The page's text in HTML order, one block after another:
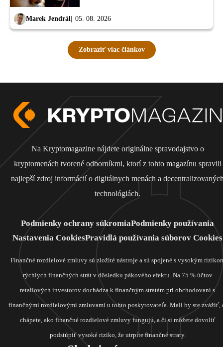
Marek Jendrál 05. 08. 2026
Zobraziť viac článkov
Na Kryptomagazine nájdete originálne spravodajstvo o
kryptomenách tvorené odborníkmi, ktorí z tohto magazínu spravili
najlepší zdroj informácií o digitálnych menách a
technológiách.
Podmienky ochrany súkromiaPodmienky používania
Nastavenia CookiesPravidlá používania súborov Cookies
Finančné rozdielové zmluvy sú zložité nástroje a sú spojené s vysokým
rýchlych finančných strát v dôsledku pákového efektu. Na 75 % účtov
retailových investorov dochádza k finančným stratám pri obchodovaní s
finančnými rozdielovými zmluvami u tohto poskytovateľa. Mali by ste zvážiť,
chápete, ako finančné rozdielové zmluvy fungujú, a či si môžete dovoliť
podstúpiť vysoké riziko, že utrpíte finančné straty.